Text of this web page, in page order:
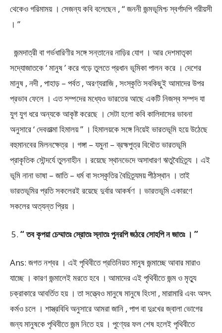
থেকেও গরিমাময় । সেজন্য কবি বলেছেন , “ জননী জন্মভূমিশ্চ স্বর্গাদপি গরীয়সী
। ”
জন্মদাত্রী বা গর্ভধারিণীর সঙ্গে সন্তানের নাড়ির যোগ । আর দেশমাতৃকা
সদ্যোজাতকে ‘ মানুষ ’ করে গড়ে তুলতে প্রধান ভূমিকা পালন করে । দেশের
মানুষ , নদী , পাহাড় – পর্বত , অরণ্যরাজি , সংস্কৃতি সবকিছুই আমাদের উপর
প্রভাব ফেলে । এত সম্পদের মধ্যেও ভারতের আছে একটি নিজস্ব সম্পদ যা
যুগ যুগ ধরে অন্যকে আকৃষ্ট করেছে । সেটা হলো কবি কালিদাসের ভাবনা
অনুসারে ‘ দেবতাত্মা হিমালয় ” । হিমালয়কে সঙ্গে নিয়েই ভারতভূমি হয়ে উঠেছে
বহুমানবের মিলনক্ষেত্র । গঙ্গা – যমুনা – ব্রহ্মপুত্র বিধৌত ভারতভূমি
প্রাকৃতিক সৌন্দর্যে তুলনাহীন । রয়েছে স্থানভেদে অসাধারণ ঋতুবৈচিত্র্য । এই
ভূমি নানা ভাষা – জাতি – ধর্ম বা সংস্কৃতির বৈচিত্র্যময় পীঠস্থান । তাই
ভারতভূমির প্রতি সকলেরই রয়েছে দুর্বার আকর্ষণ । ভারতভূমি একারণে
সকলের অত্যন্ত প্রিয় ।
“ তব কৃপয়া চেম্মাতঃ স্রোতঃ স্নাতঃ পুনরপি জঠরে সোহপি ন জাতঃ । ”
Ans: জগত নশ্বর । এই পৃথিবীতে প্রতিনিয়ত মানুষ জন্মাচ্ছে আবার মারাও
যাচ্ছে । কারণ জন্মালেই মরতে হবে । আমাদের এই পৃথিবীতে জন্ম ও মৃত্যু
চক্রাকারে আবর্তিত হয় । তা সত্ত্বেও মানুষে মানুষে হিংসা , মারামারি এবং অসৎ
কর্মও চলে । শাস্ত্রবিধি অনুসারে আমরা জানি , পাপ বা দুঃখের জ্বালা ভোগের
জন্য মানুষকে পৃথিবীতে জন্ম নিতে হয় । পুণ্যের ফল শেষ হলেই পৃথিবীতে